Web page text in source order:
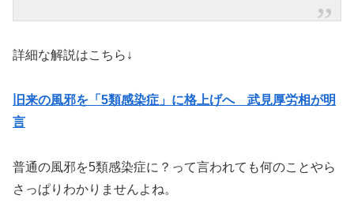
詳細な解説はこちら↓
旧来の風邪を「5類感染症」に格上げへ 武見厚労相が明
言
普通の風邪を5類感染症に？って言われても何のことやら
さっぱりわかりませんよね。